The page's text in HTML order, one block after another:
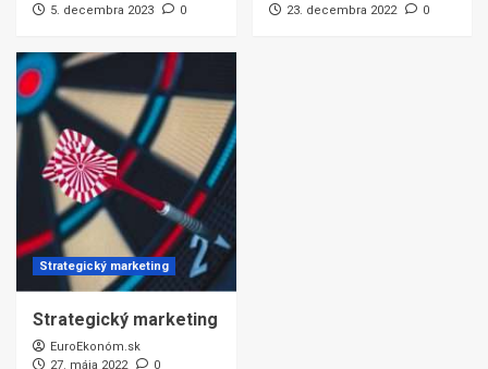
5. decembra 2023
0
23. decembra 2022
0
Strategický marketing
Strategický marketing
EuroEkonóm.sk
27. mája 2022
0